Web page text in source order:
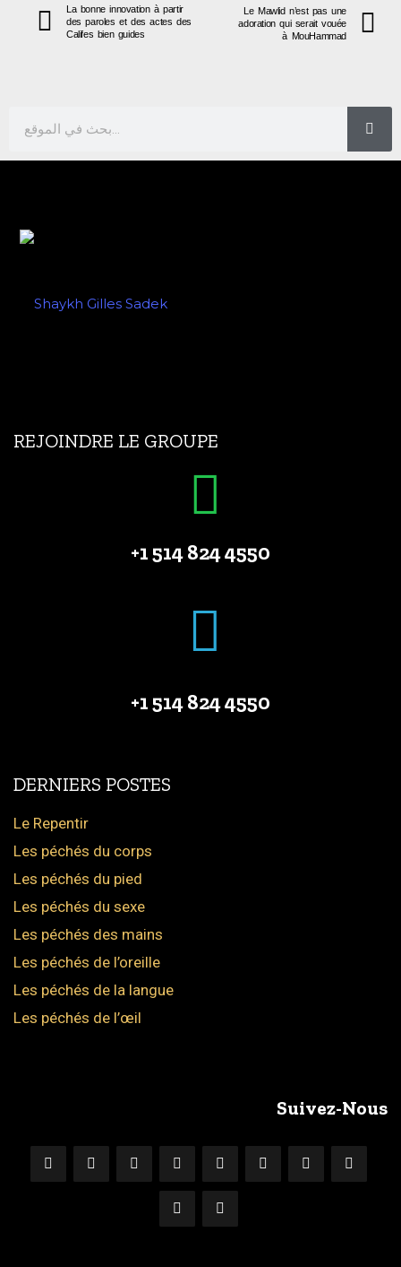
La bonne innovation à partir
des paroles et des actes des
Califes bien guides
Le Mawlid n’est pas une
adoration qui serait vouée
à MouHammad
REJOINDRE LE GROUPE
+1 514 824 4550
+1 514 824 4550
DERNIERS POSTES
Le Repentir
Les péchés du corps
Les péchés du pied
Les péchés du sexe
Les péchés des mains
Les péchés de l’oreille
Les péchés de la langue
Les péchés de l’œil
Suivez-Nous